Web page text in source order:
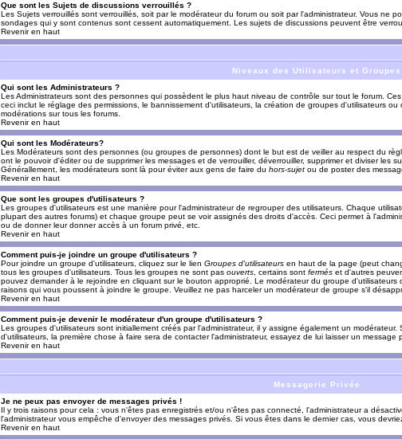
Que sont les Sujets de discussions verrouillés ?
Les Sujets verrouillés sont verrouillés, soit par le modérateur du forum ou soit par l'administrateur. Vous ne
sondages qui y sont contenus sont cessent automatiquement. Les sujets de discussions peuvent être
Revenir en haut
Niveaux des Utilisateurs et Groupes
Qui sont les Administrateurs ?
Les Administrateurs sont des personnes qui possèdent le plus haut niveau de contrôle sur tout le forum.
ceci inclut le réglage des permissions, le bannissement d'utilisateurs, la création de groupes d'utilisateurs
modérations sur tous les forums.
Revenir en haut
Qui sont les Modérateurs?
Les Modérateurs sont des personnes (ou groupes de personnes) dont le but est de veiller au respect du
ont le pouvoir d'éditer ou de supprimer les messages et de verrouiller, déverrouiller, supprimer et diviser les
Générallement, les modérateurs sont là pour éviter aux gens de faire du hors-sujet ou de poster des
Revenir en haut
Que sont les groupes d'utilisateurs ?
Les groupes d'utilisateurs est une manière pour l'administrateur de regrouper des utilisateurs. Chaque
plupart des autres forums) et chaque groupe peut se voir assignés des droits d'accès. Ceci permet à
ou de donner leur donner accès à un forum privé, etc.
Revenir en haut
Comment puis-je joindre un groupe d'utilisateurs ?
Pour joindre un groupe d'utilisateurs, cliquez sur le lien Groupes d'utilisateurs en haut de la page (peut
tous les groupes d'utilisateurs. Tous les groupes ne sont pas ouverts , certains sont fermés et d'autres
pouvez demander à le rejoindre en cliquant sur le bouton approprié. Le modérateur du groupe
raisons qui vous poussent à joindre le groupe. Veuillez ne pas harceler un modérateur de groupe s'il
Revenir en haut
Comment puis-je devenir le modérateur d'un groupe d'utilisateurs ?
Les groupes d'utilisateurs sont initiallement créés par l'administrateur, il y assigne également un
d'utilisateurs, la première chose à faire sera de contacter l'administrateur, essayez de lui laisser un message
Revenir en haut
Messagerie Privée
Je ne peux pas envoyer de messages privés !
Il y trois raisons pour cela : vous n'êtes pas enregistrés et/ou n'êtes pas connecté, l'administrateur a
l'administrateur vous empêche d'envoyer des messages privés. Si vous êtes dans le dernier cas, vous
Revenir en haut